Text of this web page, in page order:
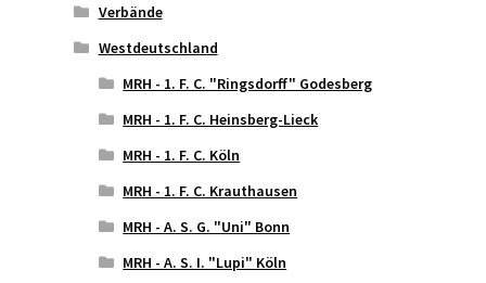
Verbände
Westdeutschland
MRH - 1. F. C. "Ringsdorff" Godesberg
MRH - 1. F. C. Heinsberg-Lieck
MRH - 1. F. C. Köln
MRH - 1. F. C. Krauthausen
MRH - A. S. G. "Uni" Bonn
MRH - A. S. I. "Lupi" Köln